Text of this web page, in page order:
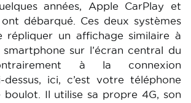
années, Apple CarPlay et
débarqué. Ces deux systèmes
répliquer un affichage similaire à
sur l’écran central du
à la connexion
dessus, ici, c’est votre téléphone
Il utilise sa propre 4G, son